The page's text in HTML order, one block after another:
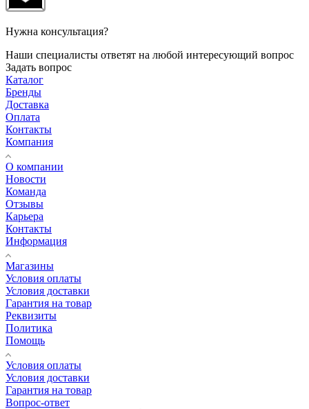
Нужна консультация?
Наши специалисты ответят на любой интересующий вопрос
Задать вопрос
Каталог
Бренды
Доставка
Оплата
Контакты
Компания
О компании
Новости
Команда
Отзывы
Карьера
Контакты
Информация
Магазины
Условия оплаты
Условия доставки
Гарантия на товар
Реквизиты
Политика
Помощь
Условия оплаты
Условия доставки
Гарантия на товар
Вопрос-ответ